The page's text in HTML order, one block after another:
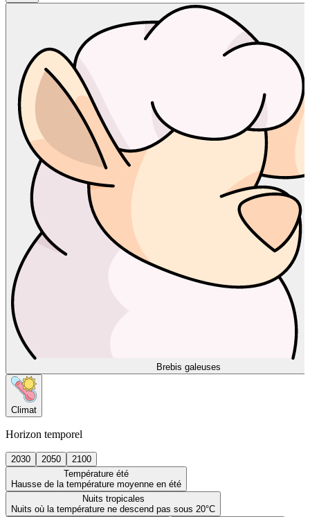
Brebis galeuses
Climat
Horizon temporel
2030 2050
2100
Température été
Hausse de la température moyenne en été
Nuits tropicales
Nuits où la température ne descend pas sous 20°C